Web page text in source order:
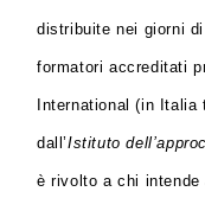
distribuite nei giorni
formatori accreditati
International (in
dall’Istituto
è rivolto a chi